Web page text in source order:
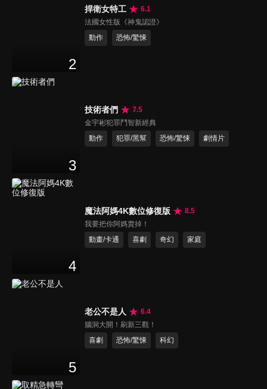
2
捍衛女特工
6.1
法國女性版《神鬼認證》
動作
恐怖/驚悚
3
技術者們
7.5
金宇彬犯罪鬥智新經典
動作
犯罪/黑幫 恐怖/驚悚 劇情片
4
魔法阿媽4K數位修復版
8.5
我要把你阿媽賣掉！
動畫/卡通
喜劇 奇幻 家庭
5
老公不是人
6.4
腦洞大開！刷新三觀！
喜劇
恐怖/驚悚 科幻